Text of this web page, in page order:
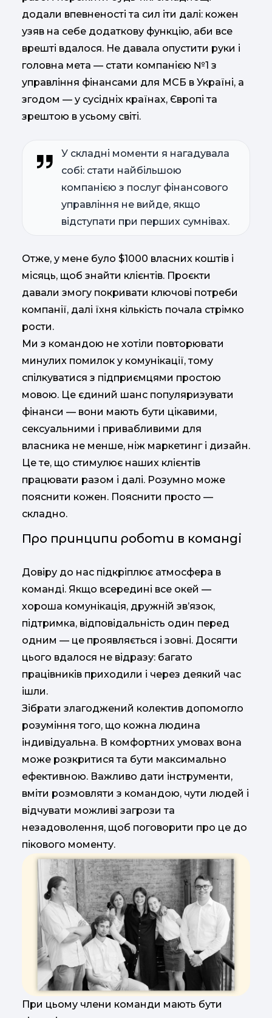
додали впевненості та сил іти далі: кожен
узяв на себе додаткову функцію, аби все
врешті вдалося. Не давала опустити руки і
головна мета — стати компанією №1 з
управління фінансами для МСБ в Україні, а
згодом — у сусідніх країнах, Європі та
зрештою в усьому світі.
У складні моменти я нагадувала
собі: стати найбільшою
компанією з послуг фінансового
управління не вийде, якщо
відступати при перших сумнівах.
Отже, у мене було $1000 власних коштів і
місяць, щоб знайти клієнтів. Проєкти
давали змогу покривати ключові потреби
компанії, далі їхня кількість почала стрімко
рости.
Ми з командою не хотіли повторювати
минулих помилок у комунікації, тому
спілкуватися з підприємцями простою
мовою. Це єдиний шанс популяризувати
фінанси — вони мають бути цікавими,
сексуальними і привабливими для
власника не менше, ніж маркетинг і дизайн.
Це те, що стимулює наших клієнтів
працювати разом і далі. Розумно може
пояснити кожен. Пояснити просто —
складно.
Про принципи роботи в команді
Довіру до нас підкріплює атмосфера в
команді. Якщо всередині все окей —
хороша комунікація, дружній зв’язок,
підтримка, відповідальність один перед
одним — це проявляється і зовні. Досягти
цього вдалося не відразу: багато
працівників приходили і через деякий час
ішли.
Зібрати злагоджений колектив допомогло
розуміння того, що кожна людина
індивідуальна. В комфортних умовах вона
може розкритися та бути максимально
ефективною. Важливо дати інструменти,
вміти розмовляти з командою, чути людей і
відчувати можливі загрози та
незадоволення, щоб поговорити про це до
пікового моменту.
При цьому члени команди мають бути